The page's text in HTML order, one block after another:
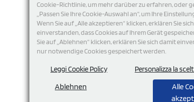
Cookie-Richtlinie, um mehr darüber zu erfahren, oder
„Passen Sie Ihre Cookie-Auswahl an“, um Ihre
Wenn Sie auf „Alle akzeptieren“ klicken, erklären Sie
einverstanden, dass Cookies auf Ihrem Gerät
Sie auf „Ablehnen“ klicken, erklären Sie sich damit
nur notwendige Cookies gespeichert werden.
Leggi Cookie Policy Personalizza la
Ablehnen
Alle